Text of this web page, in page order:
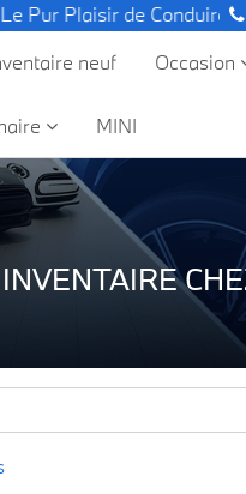
Conduire.
neuf Occasion
MINI